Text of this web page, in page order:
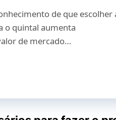
de que escolher
o quintal aumenta
de mercado…